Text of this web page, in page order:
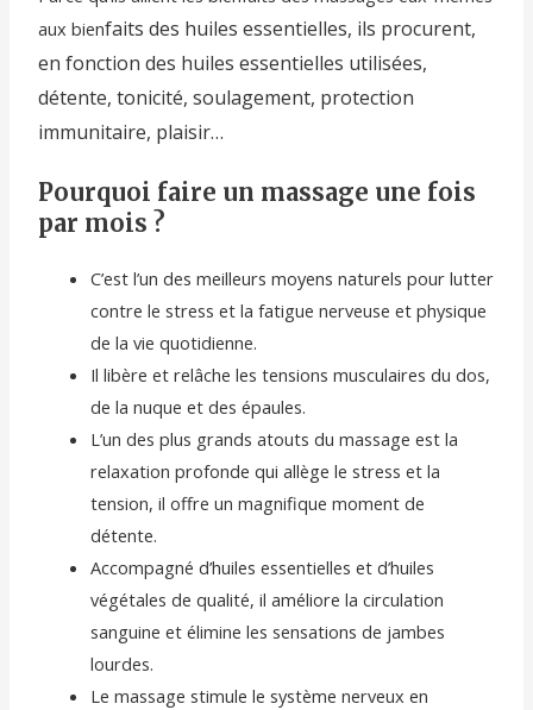
aux bienfaits des huiles essentielles, ils procurent,
en fonction des huiles essentielles utilisées,
détente, tonicité, soulagement, protection
immunitaire, plaisir…
Pourquoi faire un massage une fois
par mois ?
C’est l’un des meilleurs moyens naturels pour lutter
contre le stress et la fatigue nerveuse et physique
de la vie quotidienne.
Il libère et relâche les tensions musculaires du dos,
de la nuque et des épaules.
L’un des plus grands atouts du massage est la
relaxation profonde qui allège le stress et la
tension, il offre un magnifique moment de
détente.
Accompagné d’huiles essentielles et d’huiles
végétales de qualité, il améliore la circulation
sanguine et élimine les sensations de jambes
lourdes.
Le massage stimule le système nerveux en